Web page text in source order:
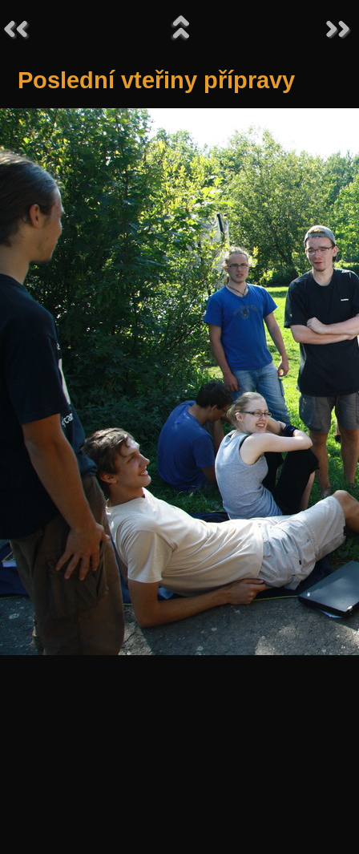
Poslední vteřiny přípravy